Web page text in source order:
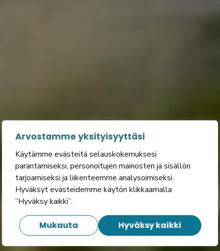
Arvostamme yksityisyyttäsi
Käytämme evästeitä selauskokemuksesi
parantamiseksi, personoitujen mainosten ja sisällön
tarjoamiseksi ja liikenteemme analysoimiseksi.
Hyväksyt evästeidemme käytön klikkaamalla
”Hyväksy kaikki”.
Mukauta Hyväksy kaikki